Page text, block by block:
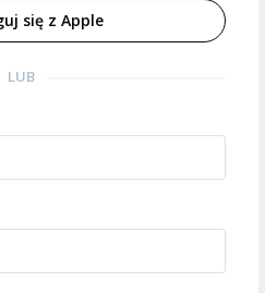
się z Apple
LUB